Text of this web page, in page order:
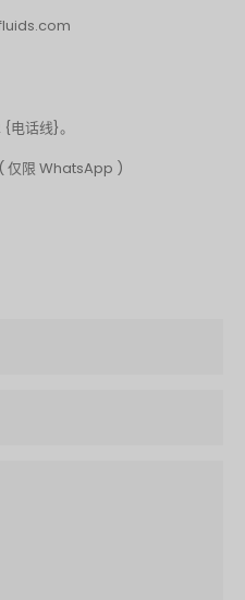
话线}。
仅限 WhatsApp )